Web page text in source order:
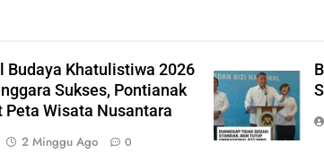
Budaya Khatulistiwa 2026
Sukses, Pontianak
Peta Wisata Nusantara
2 Minggu Ago 0